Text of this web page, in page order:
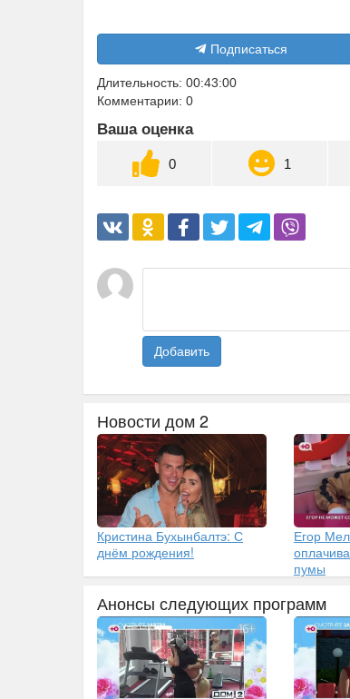
Подписаться
Длительность: 00:43:00
Комментарии: 0
Ваша оценка
0 1
Добавить
Новости дом 2
Кристина Бухынбалтэ: С
днём рождения!
Егор
пумы
Анонсы следующих программ